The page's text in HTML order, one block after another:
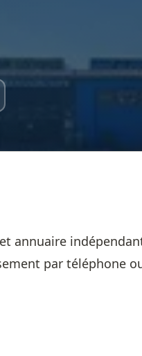
annuaire
par téléphone